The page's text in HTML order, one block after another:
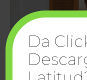
Da